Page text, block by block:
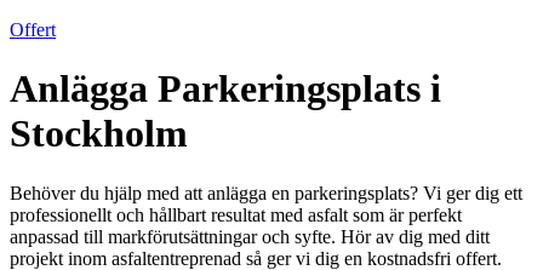
Offert
Anlägga Parkeringsplats i
Stockholm
Behöver du hjälp med att anlägga en parkeringsplats? Vi ger dig ett
professionellt och hållbart resultat med asfalt som är perfekt
anpassad till markförutsättningar och syfte. Hör av dig med ditt
projekt inom asfaltentreprenad så ger vi dig en kostnadsfri offert.